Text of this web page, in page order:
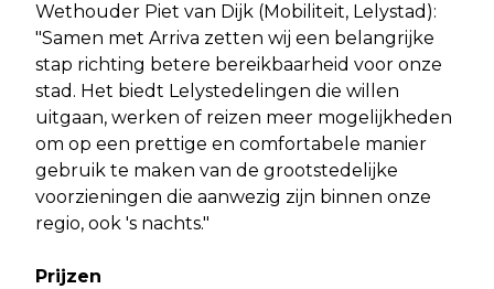
Wethouder Piet van Dijk (Mobiliteit, Lelystad):
"Samen met Arriva zetten wij een belangrijke
stap richting betere bereikbaarheid voor onze
stad. Het biedt Lelystedelingen die willen
uitgaan, werken of reizen meer mogelijkheden
om op een prettige en comfortabele manier
gebruik te maken van de grootstedelijke
voorzieningen die aanwezig zijn binnen onze
regio, ook 's nachts."
Prijzen